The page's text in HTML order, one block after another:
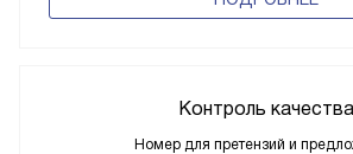
Контроль качества
Номер для претензий и